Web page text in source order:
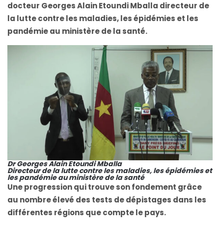
docteur Georges Alain Etoundi Mballa directeur de
la lutte contre les maladies, les épidémies et les
pandémie au ministère de la santé.
Dr Georges Alain Etoundi Mballa
Directeur de la lutte contre les maladies, les épidémies et
les pandémie au ministère de la santé
Une progression qui trouve son fondement grâce
au nombre élevé des tests de dépistages dans les
différentes régions que compte le pays.